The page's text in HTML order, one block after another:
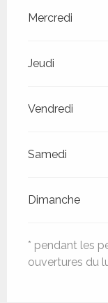
Mercredi
Jeudi
Vendredi
Samedi
Dimanche
* pendant les
ouvertures du